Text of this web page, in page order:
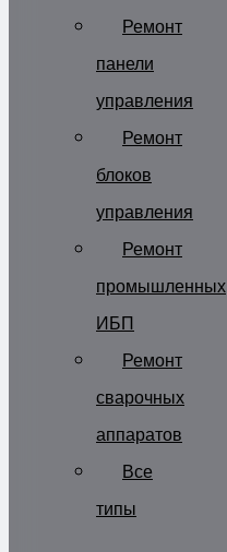
Ремонт
панели
управления
Ремонт
блоков
управления
Ремонт
промышленных
ИБП
Ремонт
сварочных
аппаратов
Все
типы